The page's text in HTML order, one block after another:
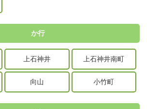
か行
上石神井 上石神井南町
向山 小竹町